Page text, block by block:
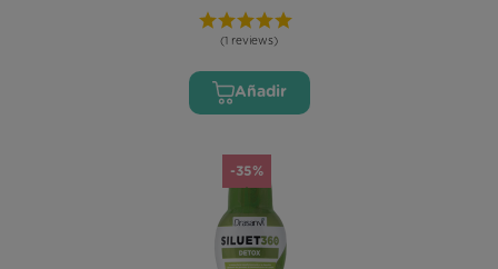
(1 reviews)
Añadir
-35%